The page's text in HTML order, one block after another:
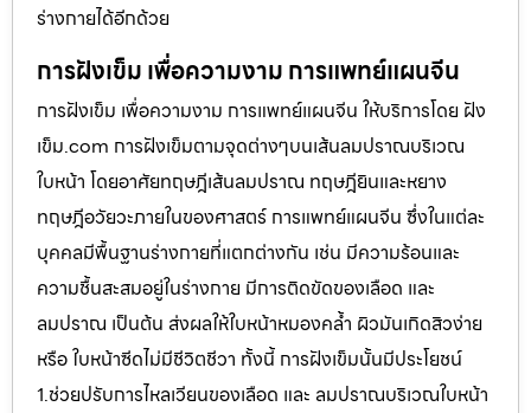
ร่างกายได้อีกด้วย
การฝังเข็ม เพื่อความงาม การแพทย์แผนจีน
การฝังเข็ม เพื่อความงาม การแพทย์แผนจีน ให้บริการโดย ฝัง
เข็ม.com การฝังเข็มตามจุดต่างๆบนเส้นลมปราณบริเวณ
ใบหน้า โดยอาศัยทฤษฎีเส้นลมปราณ ทฤษฎียินและหยาง
ทฤษฎีอวัยวะภายในของศาสตร์ การแพทย์แผนจีน ซึ่งในแต่ละ
บุคคลมีพื้นฐานร่างกายที่แตกต่างกัน เช่น มีความร้อนและ
ความชื้นสะสมอยู่ในร่างกาย มีการติดขัดของเลือด และ
ลมปราณ เป็นต้น ส่งผลให้ใบหน้าหมองคล้ำ ผิวมันเกิดสิวง่าย
หรือ ใบหน้าซีดไม่มีชีวิตชีวา ทั้งนี้ การฝังเข็มนั้นมีประโยชน์
1.ช่วยปรับการไหลเวียนของเลือด และ ลมปราณบริเวณใบหน้า